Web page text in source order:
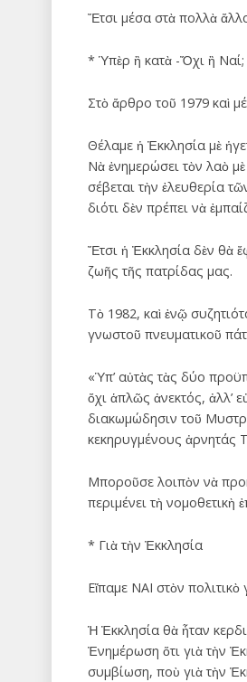
Ἔτσι μέσα στὰ πολλὰ
* Ὑπὲρ ἢ κατὰ -Ὄχι ἢ Ναί;
Στὸ ἄρθρο τοῦ 1979 καὶ
Θέλαμε ἡ Ἐκκλησία μὲ
Νὰ ἐνημερώσει τὸν λαὸ
σέβεται τὴν ἐλευθερία
διότι δὲν πρέπει νὰ
Ἔτσι ἡ Ἐκκλησία δὲν θὰ
ζωῆς τῆς πατρίδας μας.
Τὸ 1982, καὶ ἐνῷ
γνωστοῦ πνευματικοῦ
«Ὑπ’ αὐτὰς τὰς δύο
ὄχι ἁπλῶς ἀνεκτός, ἀλλ’
διακωμώδησιν τοῦ
κεκηρυγμένους ἀρνητάς
Μποροῦσε λοιπὸν νὰ
περιμένει τὴ νομοθετικὴ
* Γιὰ τὴν Ἐκκλησία
Εἴπαμε ΝΑΙ στὸν
Ἡ Ἐκκλησία θὰ ἦταν
Ἐνημέρωση ὅτι γιὰ τὴν
συμβίωση, ποὺ γιὰ τὴν